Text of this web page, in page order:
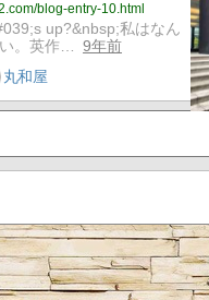
blog-entry-10.html
up?&nbsp;私はなん
。英作…
9年前
丸和屋